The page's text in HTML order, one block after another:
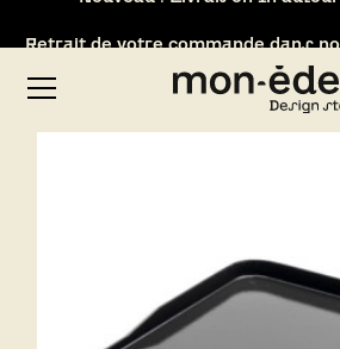
Lyon-Brignais